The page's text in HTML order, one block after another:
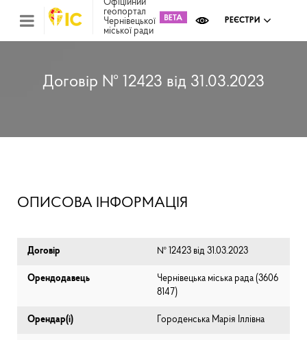
Офіційний
геопортал
Чернівецької
міської ради
РЕЄСТРИ
Договір № 12423 від 31.03.2023
ОПИСОВА ІНФОРМАЦІЯ
Договір № 12423 від 31.03.2023
Орендодавець
Чернівецька міська рада (⁨3606
8147⁩)
Орендар(і) Городенська Марія Іллівна